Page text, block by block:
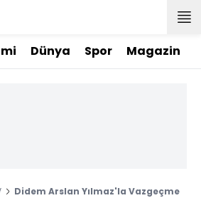
Dünya Spor Magazin
Didem Arslan Yılmaz'la Vazgeçme